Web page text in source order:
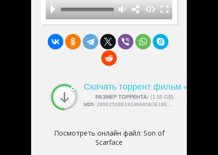
Скачать торрент фильм «Son of
РАЗМЕР ТОРРЕНТА: (1.55 GB)
СКАЧАЛИ:4189
MD5: 288E250BE19198A85B3E18E10F5C5448
Посмотреть онлайн файл: Son of
Scarface